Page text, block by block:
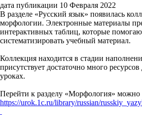
дата публикации 10 Февраля 2022
В разделе «Русский язык» появилась
морфологии. Электронные материалы
интерактивных таблиц, которые
систематизировать учебный материал.
Коллекция находится в стадии
присутствует достаточно много
уроках.
Перейти к разделу «Морфология» можно
https://urok.1c.ru/library/russian/